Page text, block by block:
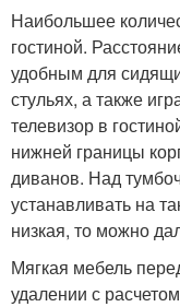
Наибольшее
гостиной.
удобным для
стульях, а также
телевизор в
нижней границы
диванов. Над
устанавливать на
низкая, то можно
Мягкая мебель
удалении с